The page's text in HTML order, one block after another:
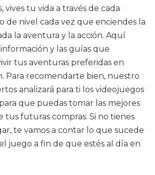
vives tu vida a través de cada
de nivel cada vez que enciendes la
la aventura y la acción. Aquí
y las guías que
tus aventuras preferidas en
Para recomendarte bien, nuestro
analizará para ti los videojuegos
que puedas tomar las mejores
tus futuras compras. Si no tienes
te vamos a contar lo que sucede
juego a fin de que estés al día en